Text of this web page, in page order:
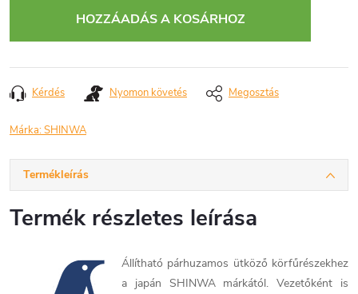
HOZZÁADÁS A KOSÁRHOZ
Kérdés Nyomon követés Megosztás
Márka:SHINWA
Termékleírás
Termék részletes leírása
Állítható párhuzamos ütköző körfűrészekhez
a japán SHINWA márkától. Vezetőként is